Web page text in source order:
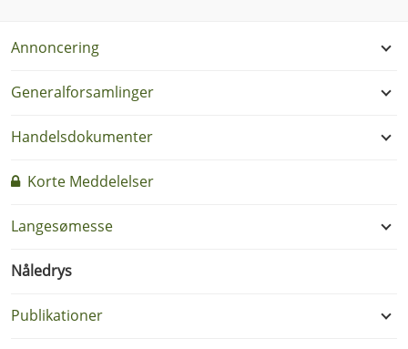
Annoncering
Generalforsamlinger
Handelsdokumenter
Korte Meddelelser
Langesømesse
Nåledrys
Publikationer